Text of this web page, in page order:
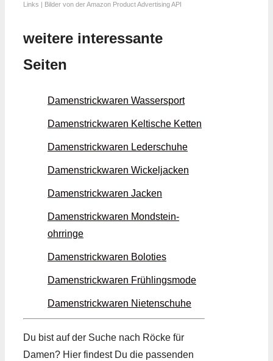
Links | Bilder von der Amazon Product Advertising API
weitere interessante
Seiten
Damenstrickwaren Wassersport
Damenstrickwaren Keltische Ketten
Damenstrickwaren Leder­schuhe
Damenstrickwaren Wickel­jacken
Damenstrickwaren Jacken
Damenstrickwaren Mondstein­
ohrringe
Damenstrickwaren Boloties
Damenstrickwaren Frühlings­mode
Damenstrickwaren Nieten­schuhe
Du bist auf der Suche nach Röcke für
Damen? Hier findest Du die passenden